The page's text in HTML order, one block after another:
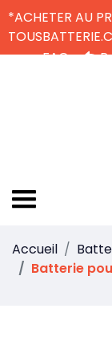
*ACHETER AU
FAQ
Accueil
Batterie